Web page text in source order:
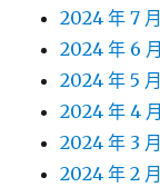
2024 年 7 月
2024 年 6 月
2024 年 5 月
2024 年 4 月
2024 年 3 月
2024 年 2 月